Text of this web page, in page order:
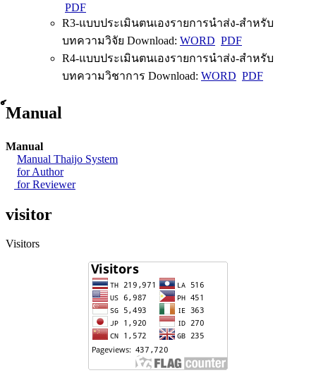
PDF
R3-แบบประเมินตนเองรายการนำส่ง-สำหรับ
บทความวิจัย Download: WORD PDF
R4-แบบประเมินตนเองรายการนำส่ง-สำหรับ
บทความวิชาการ Download: WORD PDF
์Manual
Manual
Manual Thaijo System
for Author
for Reviewer
visitor
Visitors